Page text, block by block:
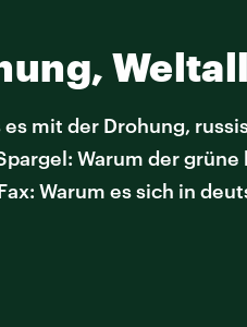
Weltall
mit der Drohung,
Warum der
Warum es sich in